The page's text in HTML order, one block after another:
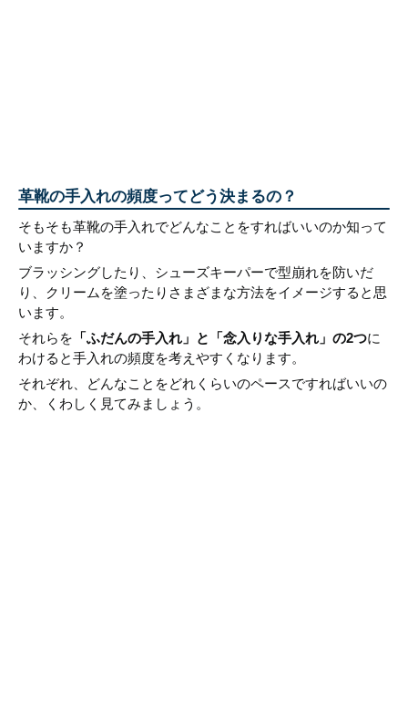
革靴の手入れの頻度ってどう決まるの？
そもそも革靴の手入れでどんなことをすればいいのか知って
いますか？
ブラッシングしたり、シューズキーパーで型崩れを防いだ
り、クリームを塗ったりさまざまな方法をイメージすると思
います。
それらを 「ふだんの手入れ」と「念入りな手入れ」の2つに
わけると手入れの頻度を考えやすくなります。
それぞれ、どんなことをどれくらいのペースですればいいの
か、くわしく見てみましょう。